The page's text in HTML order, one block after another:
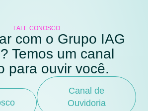
FALE CONOSCO
com o Grupo IAG
Temos um canal
para ouvir você.
Canal de
Ouvidoria